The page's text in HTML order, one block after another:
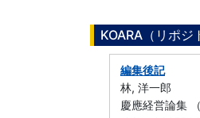
KOARA（リポ
編集後記
林, 洋一郎
慶應経営論集